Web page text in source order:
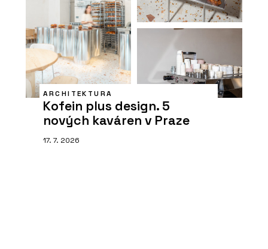
ARCHITEKTURA
Kofein plus design. 5
nových kaváren v Praze
17. 7. 2026